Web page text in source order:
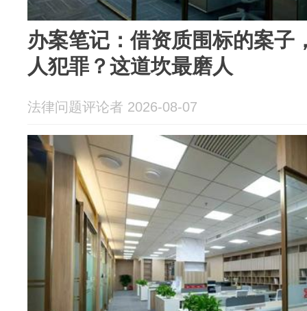
办案笔记：借资质围标的案子
人犯罪？这道坎最磨人
法律问题评论者 2026-08-07